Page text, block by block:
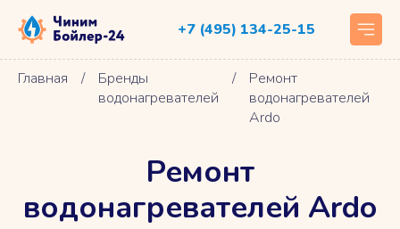
+7 (495) 134-25-15
Главная /
Бренды
водонагревателей
/
Ремонт
водонагревателей
Ardo
Ремонт
водонагревателей Ardo